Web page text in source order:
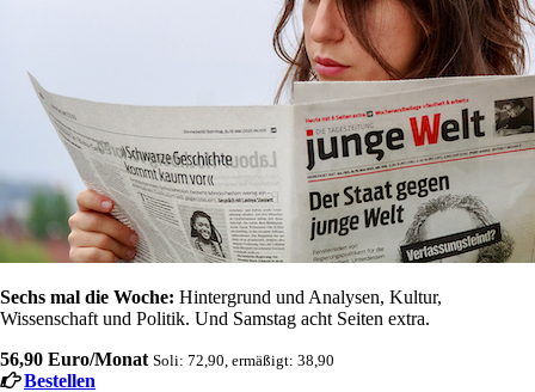
Sechs mal die Woche: Hintergrund und Analysen, Kultur,
Wissenschaft und Politik. Und Samstag acht Seiten extra.
56,90 Euro/Monat Soli: 72,90, ermäßigt: 38,90
Bestellen